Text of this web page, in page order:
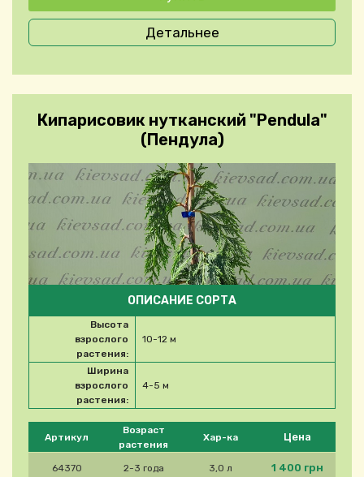
Детальнее
Кипарисовик нутканский "Pendula"
(Пендула)
Please select product
Артикул
Возраст
растения
Хар-ка Цена
64370 2-3 года 3,0 л 1 400 грн
ОПИСАНИЕ СОРТА
Высота
взрослого
растения:
10-12 м
Ширина
взрослого
растения:
4-5 м